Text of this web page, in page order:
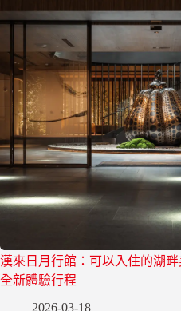
漢來日月行館：可以入住的湖
全新體驗行程
2026-03-18